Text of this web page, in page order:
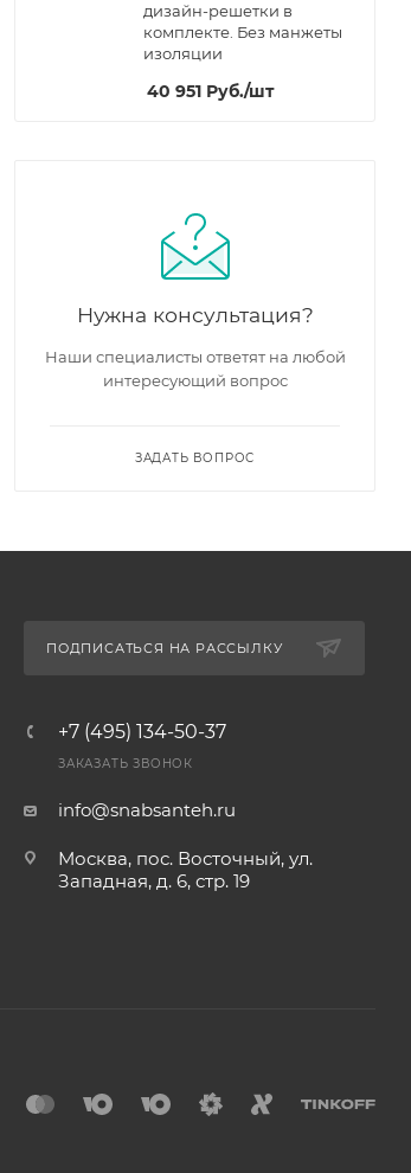
дизайн-решетки в
комплекте. Без манжеты
изоляции
40 951 Руб./шт
Нужна консультация?
Наши специалисты ответят на любой
интересующий вопрос
ЗАДАТЬ ВОПРОС
ПОДПИСАТЬСЯ НА РАССЫЛКУ
+7 (495) 134-50-37
ЗАКАЗАТЬ ЗВОНОК
info@snabsanteh.ru
Москва, пос. Восточный, ул.
Западная, д. 6, стр. 19